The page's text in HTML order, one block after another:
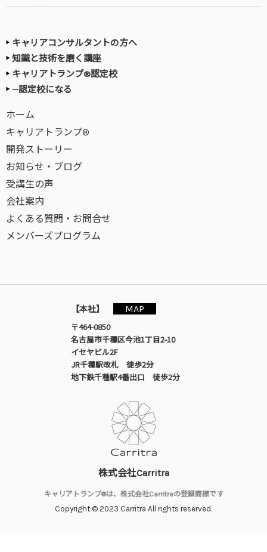
キャリアコンサルタントの方へ
知識と技術を磨く講座
キャリアトランプ®認定校
—認定校になる
ホーム
キャリアトランプ®
開発ストーリー
お知らせ・ブログ
受講生の声
会社案内
よくある質問・お問合せ
メンバーズプログラム
【本社】
MAP
〒464-0850
名古屋市千種区今池1丁目2-10
イセヤビル2F
JR千種駅改札 徒歩2分
地下鉄千種駅4番出口 徒歩2分
株式会社Carritra
キャリアトランプ®は、株式会社Carritraの登録商標です
Copyright © 2023 Carritra All rights reserved.